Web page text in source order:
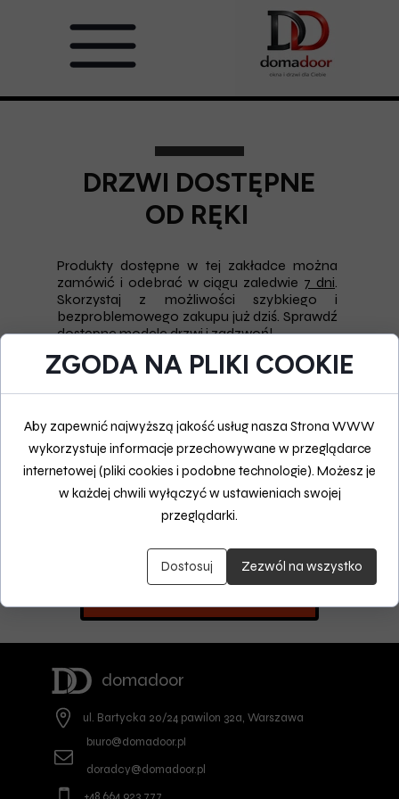
DOSTĘPNE MODELE
DRZWI DOSTĘPNE
OD RĘKI
Produkty dostępne w tej zakładce można
zamówić i odebrać w ciągu zaledwie 7 dni.
Skorzystaj z możliwości szybkiego i
bezproblemowego zakupu już dziś. Sprawdź
dostępne modele drzwi i zadzwoń!
domadoor
ul. Bartycka 20/24 pawilon 32a, Warszawa
biuro@domadoor.pl
doradcy@domadoor.pl
ZGODA NA PLIKI COOKIE
Aby zapewnić najwyższą jakość usług nasza Strona WWW
wykorzystuje informacje przechowywane w przeglądarce
internetowej (pliki cookies i podobne technologie). Możesz je
w każdej chwili wyłączyć w ustawieniach swojej
przeglądarki.
Dostosuj Zezwól na wszystko